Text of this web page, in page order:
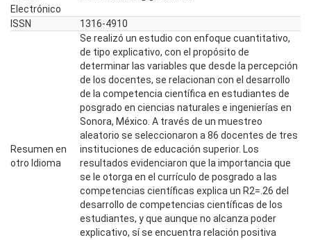
Electrónico
ISSN 1316-4910
Resumen en
otro Idioma
Se realizó un estudio con enfoque cuantitativo,
de tipo explicativo, con el propósito de
determinar las variables que desde la percepción
de los docentes, se relacionan con el desarrollo
de la competencia científica en estudiantes de
posgrado en ciencias naturales e ingenierías en
Sonora, México. A través de un muestreo
aleatorio se seleccionaron a 86 docentes de tres
instituciones de educación superior. Los
resultados evidenciaron que la importancia que
se le otorga en el currículo de posgrado a las
competencias científicas explica un R2=.26 del
desarrollo de competencias científicas de los
estudiantes, y que aunque no alcanza poder
explicativo, sí se encuentra relación positiva